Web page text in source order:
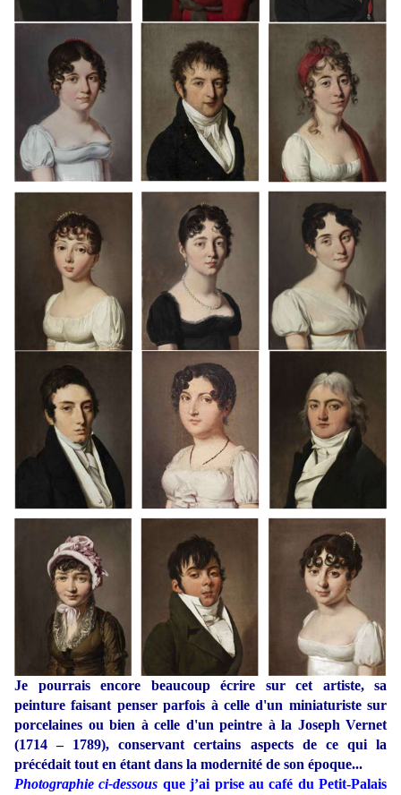
Je pourrais encore beaucoup écrire sur cet artiste, sa
peinture faisant penser parfois à celle d'un miniaturiste sur
porcelaines ou bien à celle d'un peintre à la Joseph Vernet
(1714 – 1789), conservant certains aspects de ce qui la
précédait tout en étant dans la modernité de son époque...
Photographie ci-dessous que j’ai prise au café du Petit-Palais